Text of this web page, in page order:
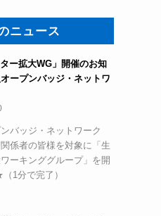
ニュース
ー拡大WG」開催のお知
ープンバッジ・ネットワ
バッジ・ネットワーク
係者の皆様を対象に「生
ーキンググループ」を開
1分で完了）